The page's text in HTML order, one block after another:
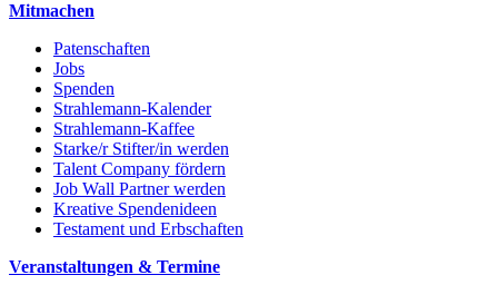
Mitmachen
Patenschaften
Jobs
Spenden
Strahlemann-Kalender
Strahlemann-Kaffee
Starke/r Stifter/in werden
Talent Company fördern
Job Wall Partner werden
Kreative Spendenideen
Testament und Erbschaften
Veranstaltungen & Termine